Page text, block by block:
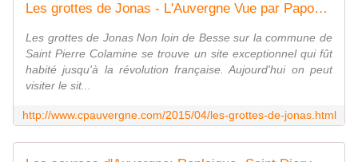
Les grottes de Jonas - L'Auvergne Vue par Papou Poustache
Les grottes de Jonas Non loin de Besse sur la commune de
Saint Pierre Colamine se trouve un site exceptionnel qui fût
habité jusqu'à la révolution française. Aujourd'hui on peut
visiter le sit...
http://www.cpauvergne.com/2015/04/les-grottes-de-jonas.html